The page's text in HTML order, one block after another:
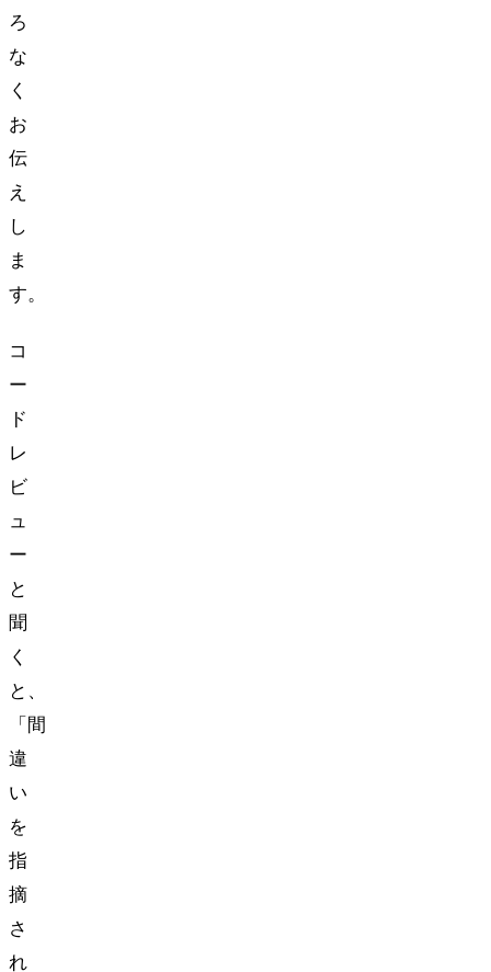
ろ
な
く
お
伝
え
し
ま
す。
コ
ー
ド
レ
ビ
ュ
ー
と
聞
く
と、
「間
違
い
を
指
摘
さ
れ